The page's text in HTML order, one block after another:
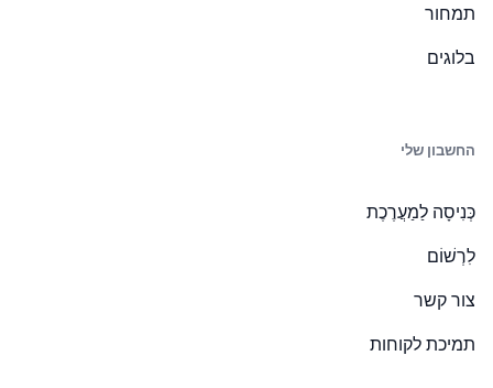
תמחור
בלוגים
החשבון שלי
כְּנִיסָה לַמַעֲרֶכֶת
לִרְשׁוֹם
צור קשר
תמיכת לקוחות